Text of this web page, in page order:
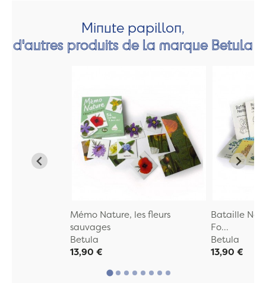
Minute papillon,
d'autres produits de la marque Betula
Mémo Nature, les fleurs
sauvages
Betula
13,90 €
Bataille
Fo...
Betula
13,90 €